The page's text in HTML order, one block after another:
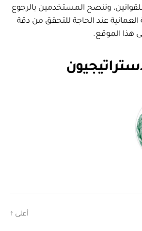
وننصح المستخدمين بالرجوع
العمانية عند الحاجة للتحقق من دقة
هذا الموقع.
أعلى ↑